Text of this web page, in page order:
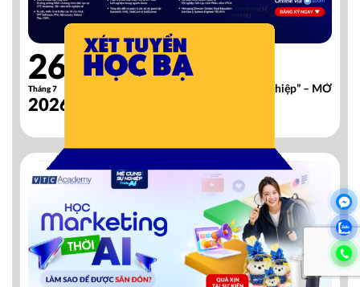
26
Tháng 7
2026
Đã diễn ra
[Online] Webinar “Gỡ Rối Mê Cung Sự Nghiệp” – MỞ